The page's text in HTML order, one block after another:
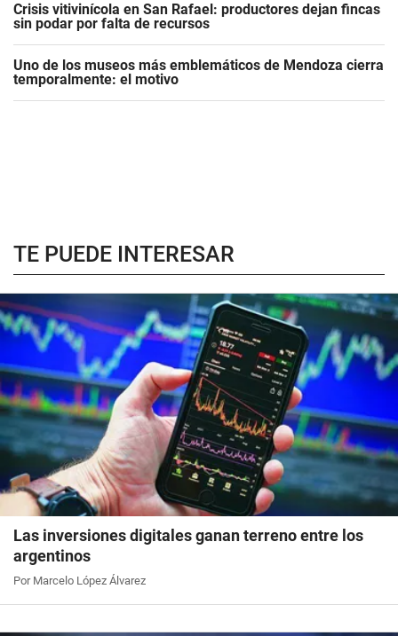
Crisis vitivinícola en San Rafael: productores dejan fincas
sin podar por falta de recursos
Uno de los museos más emblemáticos de Mendoza cierra
temporalmente: el motivo
TE PUEDE INTERESAR
Las inversiones digitales ganan terreno entre los
argentinos
Por Marcelo López Álvarez